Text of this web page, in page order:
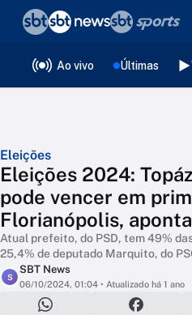
Ao vivo Últimas
Eleições
Eleições 2024:
pode vencer em
Florianópolis,
Atual prefeito, do PSD, tem 49%
25,4% de deputado Marquito, do
S
SBT News
06/10/2024, 01:04 • Atualizado há 1 ano
❮voltar
Editorias